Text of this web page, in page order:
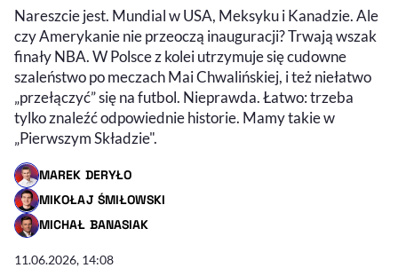
Nareszcie jest. Mundial w USA, Meksyku i Kanadzie. Ale
czy Amerykanie nie przeoczą inauguracji? Trwają wszak
finały NBA. W Polsce z kolei utrzymuje się cudowne
szaleństwo po meczach Mai Chwalińskiej, i też niełatwo
„przełączyć” się na futbol. Nieprawda. Łatwo: trzeba
tylko znaleźć odpowiednie historie. Mamy takie w
„Pierwszym Składzie".
MAREK DERYŁO
- AUTOR ARTYKUŁU - PROFIL
MIKOŁAJ ŚMIŁOWSKI
- AUTOR ARTYKUŁU - PROFIL
MICHAŁ BANASIAK
- AUTOR ARTYKUŁU - PROFIL
11.06.2026, 14:08